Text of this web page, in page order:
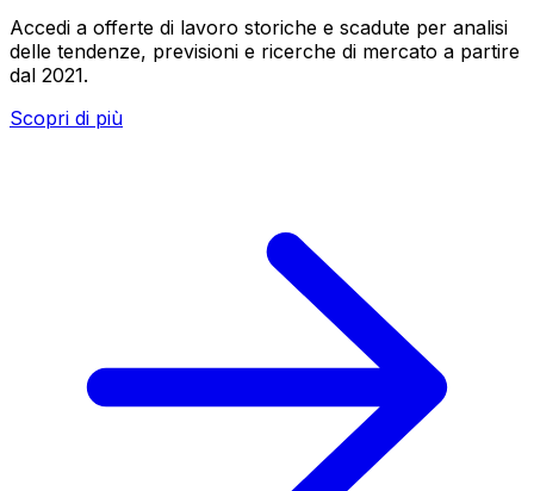
Accedi a offerte di lavoro storiche e scadute per analisi
delle tendenze, previsioni e ricerche di mercato a partire
dal 2021.
Scopri di più